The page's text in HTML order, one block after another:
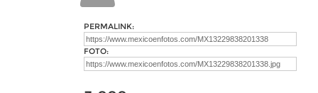
PERMALINK:
FOTO: